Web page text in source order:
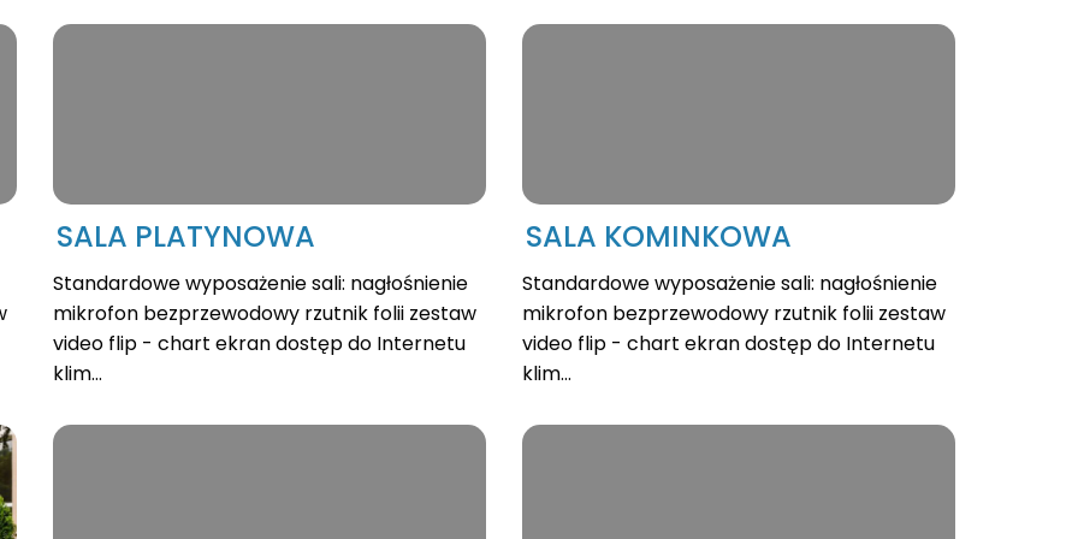
SALA PLATYNOWA
Standardowe wyposażenie sali: nagłośnienie
mikrofon bezprzewodowy rzutnik folii zestaw
video flip - chart ekran dostęp do Internetu
klim...
SALA KOMINKOWA
Standardowe wyposażenie sali: nagłośnienie
mikrofon bezprzewodowy rzutnik folii zestaw
video flip - chart ekran dostęp do Internetu
klim...